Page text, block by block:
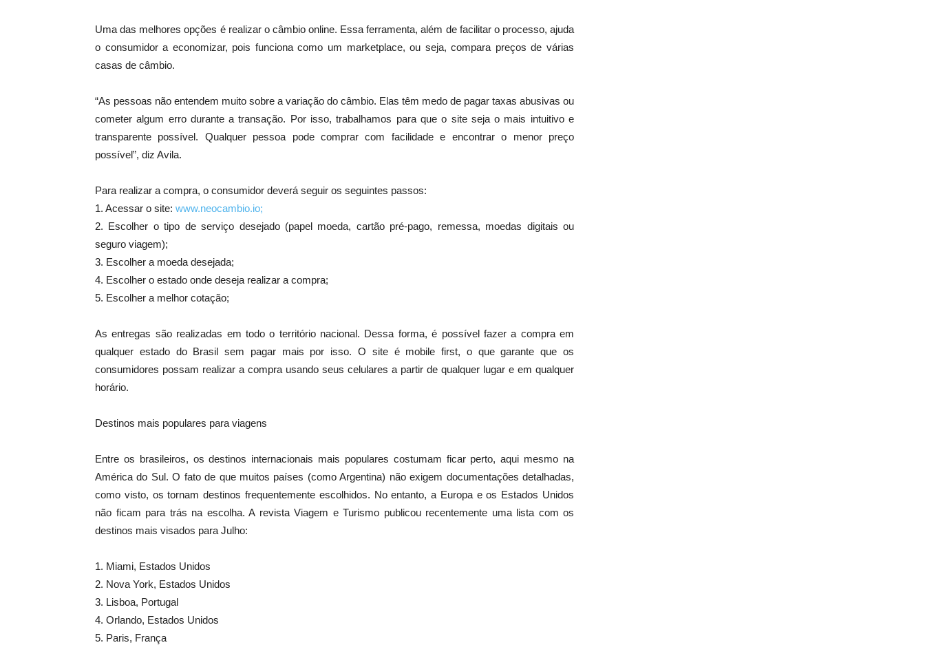
Uma das melhores opções é realizar o câmbio online. Essa ferramenta, além de facilitar o processo, ajuda
o consumidor a economizar, pois funciona como um marketplace, ou seja, compara preços de várias
casas de câmbio.
“As pessoas não entendem muito sobre a variação do câmbio. Elas têm medo de pagar taxas abusivas ou
cometer algum erro durante a transação. Por isso, trabalhamos para que o site seja o mais intuitivo e
transparente possível. Qualquer pessoa pode comprar com facilidade e encontrar o menor preço
possível”, diz Avila.
Para realizar a compra, o consumidor deverá seguir os seguintes passos:
1. Acessar o site: www.neocambio.io;
2. Escolher o tipo de serviço desejado (papel moeda, cartão pré-pago, remessa, moedas digitais ou
seguro viagem);
3. Escolher a moeda desejada;
4. Escolher o estado onde deseja realizar a compra;
5. Escolher a melhor cotação;
As entregas são realizadas em todo o território nacional. Dessa forma, é possível fazer a compra em
qualquer estado do Brasil sem pagar mais por isso. O site é mobile first, o que garante que os
consumidores possam realizar a compra usando seus celulares a partir de qualquer lugar e em qualquer
horário.
Destinos mais populares para viagens
Entre os brasileiros, os destinos internacionais mais populares costumam ficar perto, aqui mesmo na
América do Sul. O fato de que muitos países (como Argentina) não exigem documentações detalhadas,
como visto, os tornam destinos frequentemente escolhidos. No entanto, a Europa e os Estados Unidos
não ficam para trás na escolha. A revista Viagem e Turismo publicou recentemente uma lista com os
destinos mais visados para Julho:
1. Miami, Estados Unidos
2. Nova York, Estados Unidos
3. Lisboa, Portugal
4. Orlando, Estados Unidos
5. Paris, França